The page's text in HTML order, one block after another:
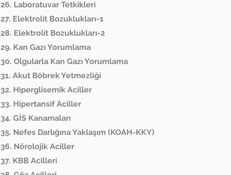
26. Laboratuvar Tetkikleri
27. Elektrolit Bozuklukları-1
28. Elektrolit Bozuklukları-2
29. Kan Gazı Yorumlama
30. Olgularla Kan Gazı Yorumlama
31. Akut Böbrek Yetmezliği
32. Hiperglisemik Aciller
33. Hipertansif Aciller
34. GİS Kanamaları
35. Nefes Darlığına Yaklaşım (KOAH-KKY)
36. Nörolojik Aciller
37. KBB Acilleri